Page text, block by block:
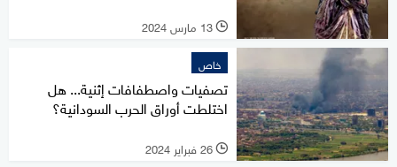
l 13 مارس 2024
خاص
تصفيات واصطفافات إثنية... هل
اختلطت أوراق الحرب السودانية؟
l 26 فبراير 2024